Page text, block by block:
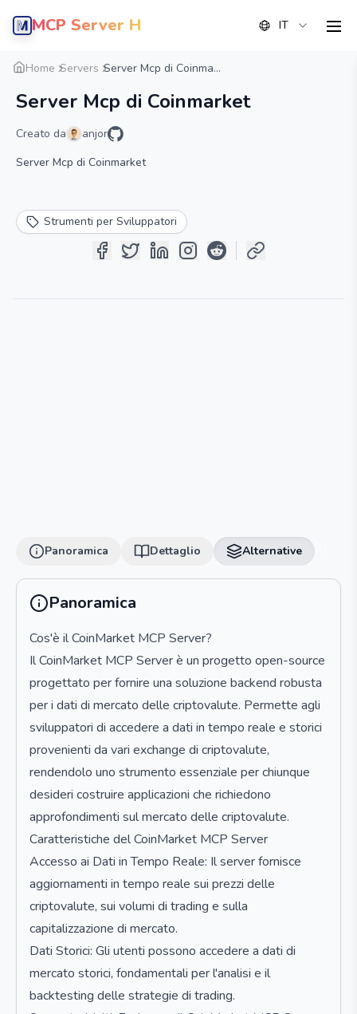
MCP Server Hub IT
Home Servers Server Mcp di Coinma...
Server Mcp di Coinmarket
Creato da
anjor
Server Mcp di Coinmarket
Strumenti per Sviluppatori
Panoramica Dettaglio
Panoramica Dettaglio Alternative
Panoramica
Cos'è il CoinMarket MCP Server?
Il CoinMarket MCP Server è un progetto open-source
progettato per fornire una soluzione backend robusta
per i dati di mercato delle criptovalute. Permette agli
sviluppatori di accedere a dati in tempo reale e storici
provenienti da vari exchange di criptovalute,
rendendolo uno strumento essenziale per chiunque
desideri costruire applicazioni che richiedono
approfondimenti sul mercato delle criptovalute.
Caratteristiche del CoinMarket MCP Server
Accesso ai Dati in Tempo Reale: Il server fornisce
aggiornamenti in tempo reale sui prezzi delle
criptovalute, sui volumi di trading e sulla
capitalizzazione di mercato.
Dati Storici: Gli utenti possono accedere a dati di
mercato storici, fondamentali per l'analisi e il
backtesting delle strategie di trading.